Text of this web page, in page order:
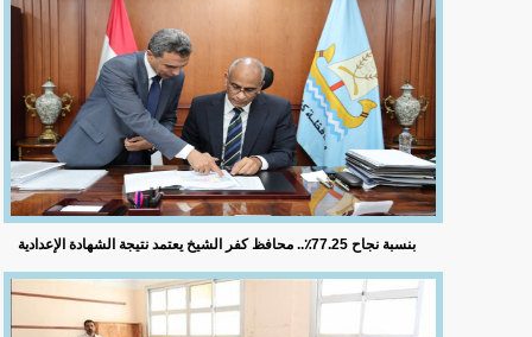
بنسبة نجاح 77.25٪؜.. محافظ كفر الشيخ يعتمد نتيجة الشهادة الإعدادية